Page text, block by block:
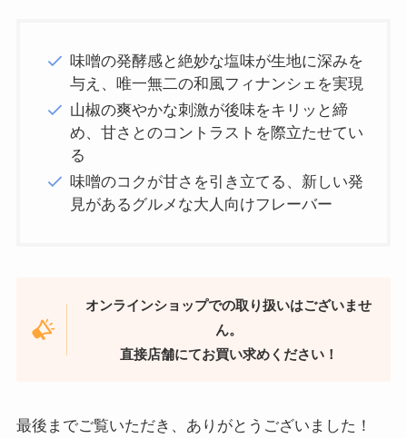
味噌の発酵感と絶妙な塩味が生地に深みを
与え、唯一無二の和風フィナンシェを実現
山椒の爽やかな刺激が後味をキリッと締
め、甘さとのコントラストを際立たせてい
る
味噌のコクが甘さを引き立てる、新しい発
見があるグルメな大人向けフレーバー
オンラインショップでの取り扱いはございませ
ん。
直接店舗にてお買い求めください！
最後までご覧いただき、ありがとうございました！